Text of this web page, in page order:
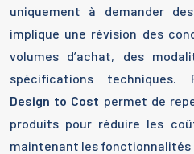
uniquement à demander
implique une révision des
volumes d’achat, des
spécifications techniques.
Design to Cost permet de
produits pour réduire les
maintenant les fonctionnalités